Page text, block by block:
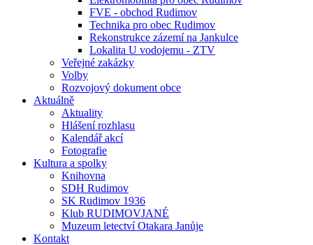
FVE - obchod Rudimov
Technika pro obec Rudimov
Rekonstrukce zázemí na Jankulce
Lokalita U vodojemu - ZTV
Veřejné zakázky
Volby
Rozvojový dokument obce
Aktuálně
Aktuality
Hlášení rozhlasu
Kalendář akcí
Fotografie
Kultura a spolky
Knihovna
SDH Rudimov
SK Rudimov 1936
Klub RUDIMOVJANÉ
Muzeum letectví Otakara Janůje
Kontakt